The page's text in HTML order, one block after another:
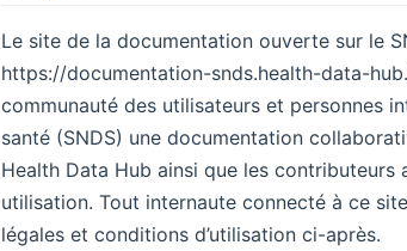
Le site de la documentation ouverte sur le
https://documentation-snds.health-data-
communauté des utilisateurs et personnes
santé (SNDS) une documentation
Health Data Hub ainsi que les
utilisation. Tout internaute connecté à ce
légales et conditions d’utilisation ci-après. ​